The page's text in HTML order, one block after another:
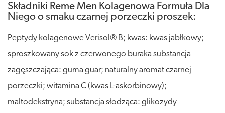
Składniki Reme Men Kolagenowa Formuła Dla
Niego o smaku czarnej porzeczki proszek:
Peptydy kolagenowe Verisol® B; kwas: kwas jabłkowy;
sproszkowany sok z czerwonego buraka substancja
zagęszczająca: guma guar; naturalny aromat czarnej
porzeczki; witamina C (kwas L-askorbinowy);
maltodekstryna; substancja słodząca: glikozydy